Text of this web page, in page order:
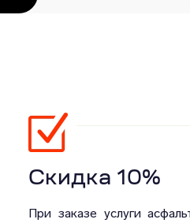
Скидка 10%
При заказе услуги